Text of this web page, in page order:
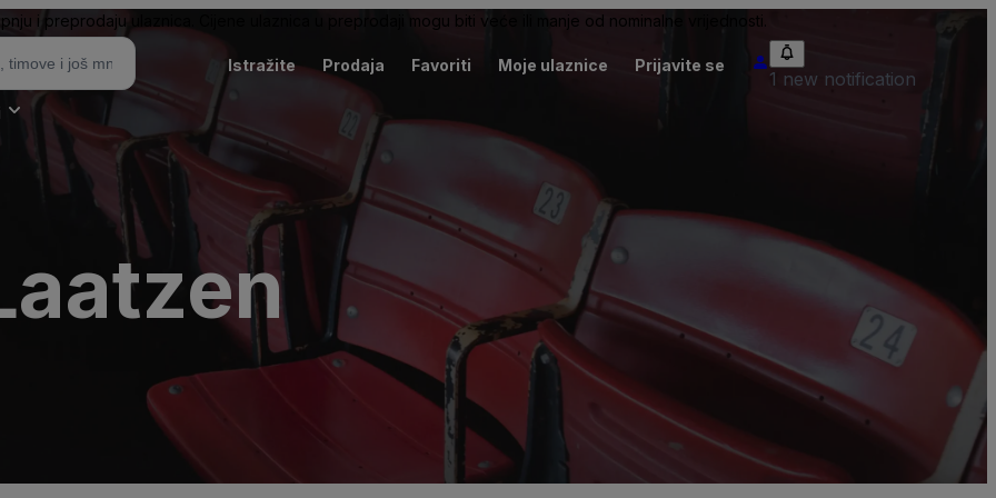
i preprodaju ulaznica. Cijene ulaznica u preprodaji mogu biti veće ili manje od nominalne vrijednosti.
Istražite Prodaja Favoriti Moje ulaznice Prijavite se
1 new notification